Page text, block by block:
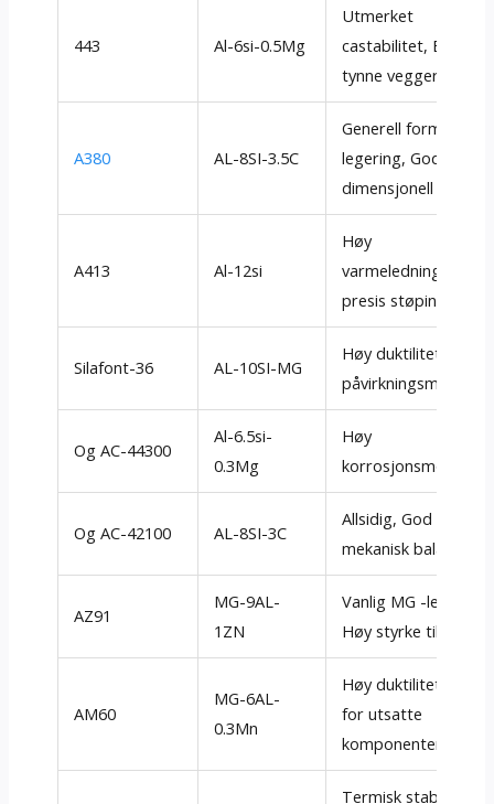
443 Al-6si-0.5Mg
Utmerket
castabilitet, Bra for
tynne vegger
A380 AL-8SI-3.5C
Generell formål
legering, God
dimensjonell
A413 Al-12si
Høy
varmeledningsevne,
presis støping
Silafont-36 AL-10SI-MG
Høy duktilitet og
Og AC-44300
Al-6.5si-
0.3Mg
Høy
korrosjonsmotstand
Og AC-42100 AL-8SI-3C
Allsidig, God
mekanisk balanse
AZ91
MG-9AL-
1ZN
Vanlig MG -legering,
Høy styrke til vekt
AM60
MG-6AL-
0.3Mn
Høy duktilitet, Ideell
for utsatte
komponenter
Termisk stabil, Bra